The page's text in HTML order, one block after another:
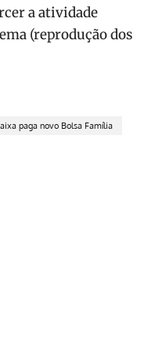
a atividade
(reprodução dos
paga novo Bolsa Família